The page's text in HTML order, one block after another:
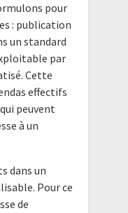
pour
: publication
un standard
par
Cette
effectifs
peuvent
à un
dans un
Pour ce
de